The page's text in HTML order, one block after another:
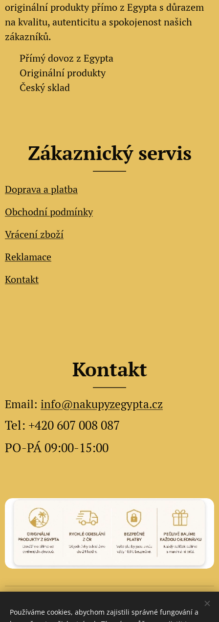
originální produkty přímo z Egypta s důrazem
na kvalitu, autenticitu a spokojenost našich
zákazníků.
Přímý dovoz z Egypta
Originální produkty
✔ Český sklad
Zákaznický servis
Doprava a platba
Obchodní podmínky
Vrácení zboží
Reklamace
Kontakt
Kontakt
Email: info@nakupyzegypta.cz
Tel: +420 607 008 087
PO-PÁ 09:00-15:00
Měna
Používáme cookies, abychom zajistili správné fungování a